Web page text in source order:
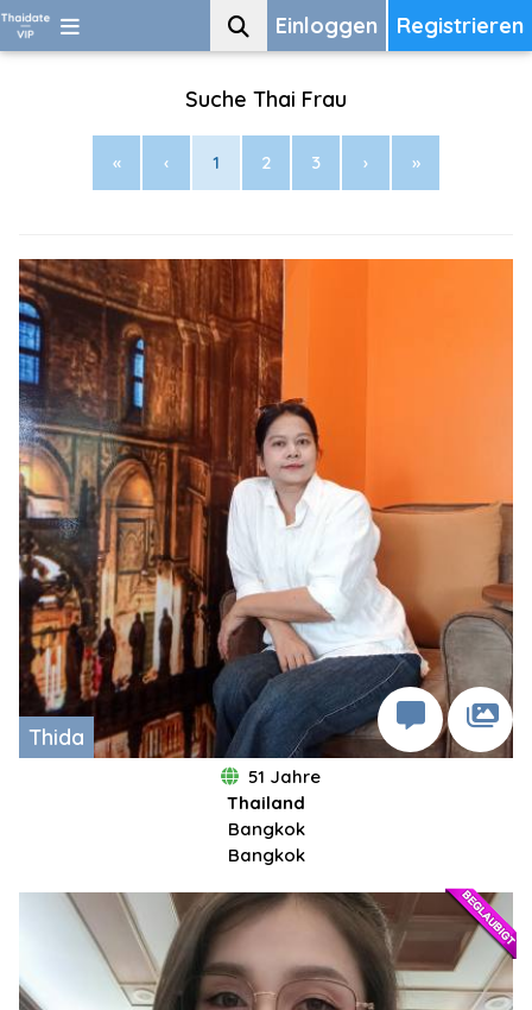
Registrieren
Einloggen
Suche Thai Frau
« ‹ 1 2 3 › »
Thida
51 Jahre
Thailand
Bangkok
Bangkok